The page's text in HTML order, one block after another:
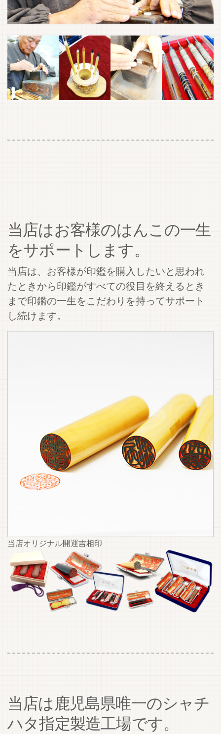
当店はお客様のはんこの一生
をサポートします。
当店は、お客様が印鑑を購入したいと思われ
たときから印鑑がすべての役目を終えるとき
まで印鑑の一生をこだわりを持ってサポート
し続けます。
当店オリジナル開運吉相印
当店は鹿児島県唯一のシャチ
ハタ指定製造工場です。